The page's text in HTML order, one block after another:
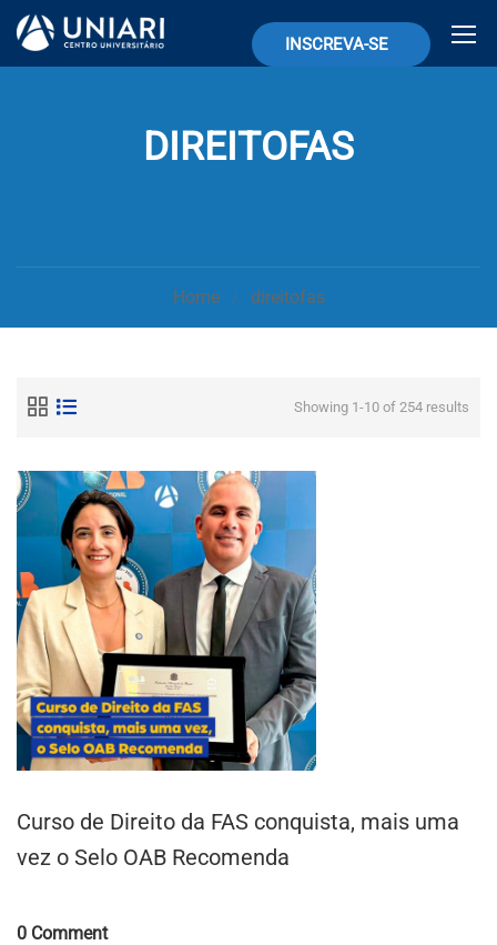
INSCREVA-SE
DIREITOFAS
Home direitofas
Showing 1-10 of 254 results
Curso de Direito da FAS conquista, mais uma
vez o Selo OAB Recomenda
0 Comment